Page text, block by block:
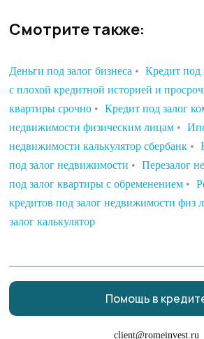
Смотрите также:
Деньги под залог бизнеса • Кредит под
с плохой кредитной историей и
квартиры срочно • Кредит под залог
недвижимости физическим лицам •
недвижимости калькулятор сбербанк •
под залог недвижимости • Перезалог
под залог квартиры с обременением •
кредитов под залог недвижимости физ
залог калькулятор
client@romeinvest.ru
Помощь в